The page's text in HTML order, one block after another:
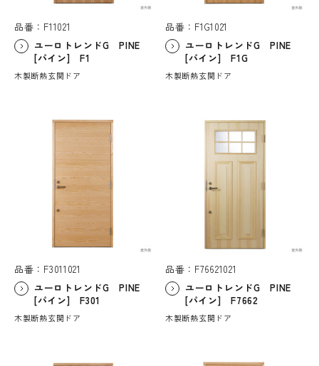
品番：F11021
ユーロトレンドG PINE
[パイン] F1
木製断熱玄関ドア
品番：F1G1021
ユーロトレンドG PINE
[パイン] F1G
木製断熱玄関ドア
品番：F3011021
ユーロトレンドG PINE
[パイン] F301
木製断熱玄関ドア
品番：F76621021
ユーロトレンドG PINE
[パイン] F7662
木製断熱玄関ドア